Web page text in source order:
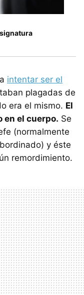
intentar ser el
plagadas de
era el mismo. El
en el cuerpo. Se
(normalmente
y éste
remordimiento.